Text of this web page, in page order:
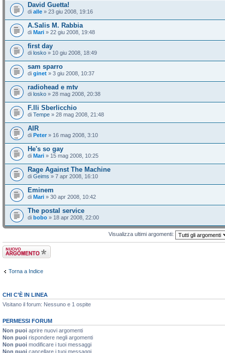
David Guetta!
di alle » 23 giu 2008, 19:16
A.Salis M. Rabbia
di Mari » 22 giu 2008, 19:48
first day
di losko » 10 giu 2008, 18:49
sam sparro
di ginet » 3 giu 2008, 10:37
radiohead e mtv
di losko » 28 mag 2008, 20:38
F.lli Sberlicchio
di Tempe » 28 mag 2008, 21:48
AIR
di Peter » 16 mag 2008, 3:10
He's so gay
di Mari » 15 mag 2008, 10:25
Rage Against The Machine
di Geims » 7 apr 2008, 16:10
Eminem
di Mari » 30 apr 2008, 10:42
The postal service
di bobo » 18 apr 2008, 22:00
Visualizza ultimi argomenti:
Scrivi un nuovo
argomento
Torna a Indice
CHI C’È IN LINEA
Visitano il forum: Nessuno e 1 ospite
PERMESSI FORUM
Non puoi aprire nuovi argomenti
Non puoi rispondere negli argomenti
Non puoi modificare i tuoi messaggi
Non puoi cancellare i tuoi messaggi